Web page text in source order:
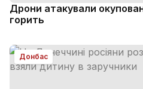
Дрони атакували
горить
Донбас